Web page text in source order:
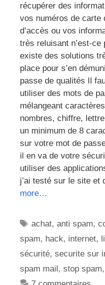
récupérer des
vos numéros de carte
d’accès ou vos
très reluisant n’est-
existe des solutions
place pour s’en
passe de qualités Il
utiliser des mots de
mélangeant
nombres, chiffre,
un minimum de 8
sur votre mot de
il en va de votre
utiliser des
j’ai testé sur le site et
more…
Étiquettes
achat,anti spam,
spam, hack, internet,
sécurité, securite sur
spam mail, stop spam,